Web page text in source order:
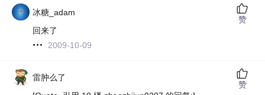
冰糖_adam
回来了
2009-10-09
赞
雷肿么了
赞